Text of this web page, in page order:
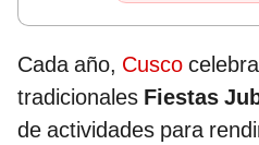
Cada año, Cusco
tradicionales Fiestas
de actividades para